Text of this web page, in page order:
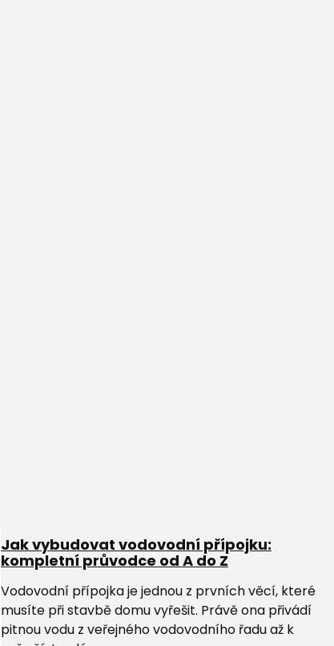
Jak vybudovat vodovodní přípojku:
kompletní průvodce od A do Z
Vodovodní přípojka je jednou z prvních věcí, které
musíte při stavbě domu vyřešit. Právě ona přivádí
pitnou vodu z veřejného vodovodního řadu až k